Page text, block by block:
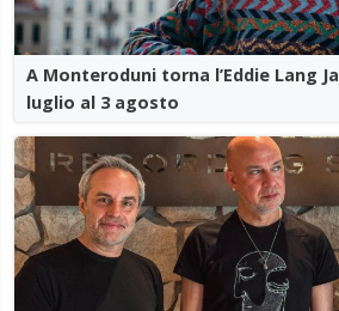
A Monteroduni torna l’Eddie Lang
luglio al 3 agosto